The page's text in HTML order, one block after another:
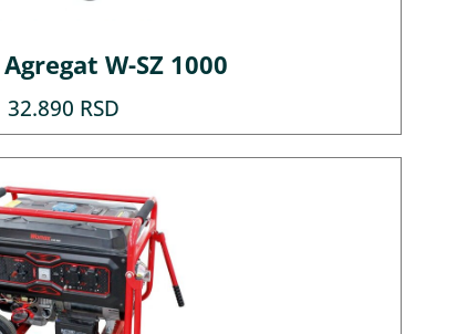
W-SZ 1000
32.890 RSD